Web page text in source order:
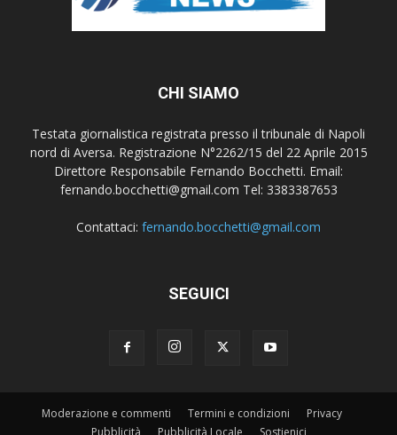
CHI SIAMO
Testata giornalistica registrata presso il tribunale di Napoli
nord di Aversa. Registrazione N°2262/15 del 22 Aprile 2015
Direttore Responsabile Fernando Bocchetti. Email:
fernando.bocchetti@gmail.com Tel: 3383387653
Contattaci: fernando.bocchetti@gmail.com
SEGUICI
Moderazione e commenti Termini e condizioni
Privacy
Pubblicità
Pubblicità Locale Sostienici